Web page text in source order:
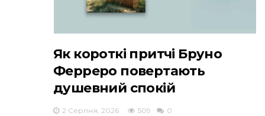
Як короткі притчі Бруно
Ферреро повертають
душевний спокій
2 Серпня, 2026 509 0